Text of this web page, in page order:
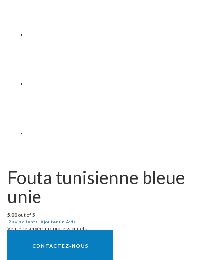
Fouta tunisienne bleue
unie
5.00out of 5
2 avis clients Ajouter un Avis
Vente réservée aux professionnels
CONTACTEZ-NOUS